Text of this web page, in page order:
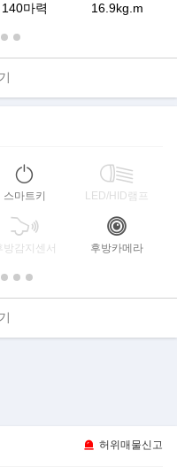
140마력 16.9kg.m
스마트키 LED/HID램프
방감지센서 후방카메라
허위매물신고